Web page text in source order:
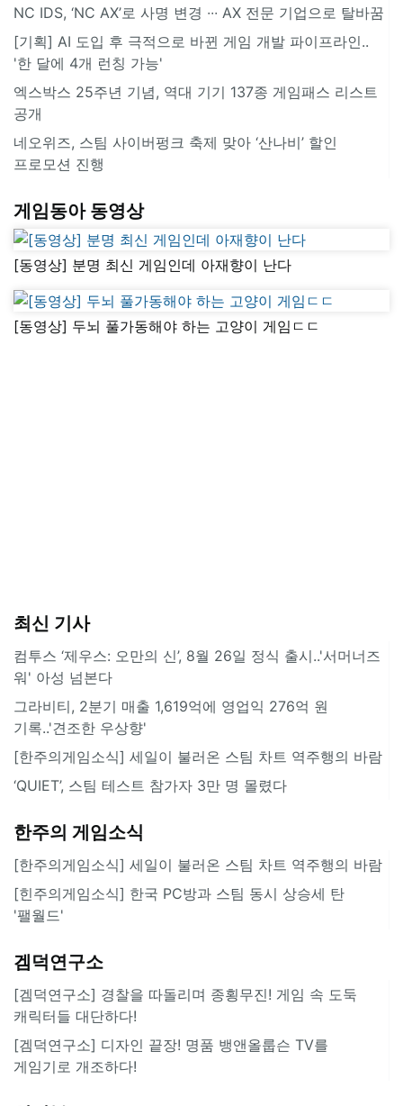
NC IDS, ‘NC AX’로 사명 변경 ∙∙∙ AX 전문 기업으로 탈바꿈
[기획] AI 도입 후 극적으로 바뀐 게임 개발 파이프라인..
'한 달에 4개 런칭 가능'
엑스박스 25주년 기념, 역대 기기 137종 게임패스 리스트
공개
네오위즈, 스팀 사이버펑크 축제 맞아 ‘산나비’ 할인
프로모션 진행
게임동아 동영상
[동영상] 분명 최신 게임인데 아재향이 난다
[동영상] 두뇌 풀가동해야 하는 고양이 게임ㄷㄷ
최신 기사
컴투스 ‘제우스: 오만의 신’, 8월 26일 정식 출시..'서머너즈
워' 아성 넘본다
그라비티, 2분기 매출 1,619억에 영업익 276억 원
기록..'견조한 우상향'
[한주의게임소식] 세일이 불러온 스팀 차트 역주행의 바람
‘QUIET’, 스팀 테스트 참가자 3만 명 몰렸다
한주의 게임소식
[한주의게임소식] 세일이 불러온 스팀 차트 역주행의 바람
[힌주의게임소식] 한국 PC방과 스팀 동시 상승세 탄
'팰월드'
겜덕연구소
[겜덕연구소] 경찰을 따돌리며 종횡무진! 게임 속 도둑
캐릭터들 대단하다!
[겜덕연구소] 디자인 끝장! 명품 뱅앤올룹슨 TV를
게임기로 개조하다!